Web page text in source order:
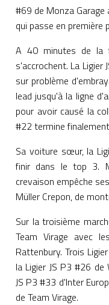
#69 de Monza
qui passe en première
A 40 minutes de la
s'accrochent. La
sur problème
lead jusqu'à la ligne
pour avoir causé la
#22 termine
Sa voiture sœur, la
finir dans le top 3.
crevaison empêche
Müller Crepon, de
Sur la troisième
Team Virage avec
Rattenbury. Trois
la Ligier JS P3 #26
JS P3 #33 d'Inter
de Team Virage.